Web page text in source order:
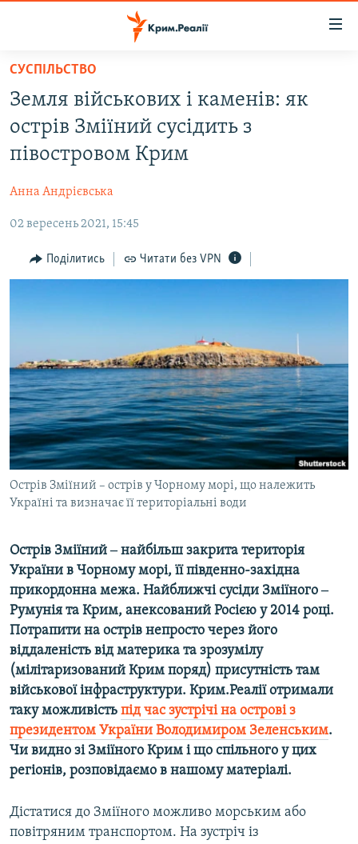
Перейти
основного
матеріалу
Перейти
до
основної
Перейти
пошуку
ВІДЕО ТА ФОТО
БЛОГИ
ПОГЛЯД
ІНТЕРВ'Ю
СПЕЦПРОЕКТИ
ВІДЕОУРОКИ «ELIFBE»
СВІДЧЕННЯ ОКУПАЦІЇ
УКРАЇНСЬКА ПРОБЛЕМА КРИМУ
ІНФОГРАФІКА
ЯК ОБІЙТИ БЛОКУВАННЯ
Русский
Qırımtatar
ДОЛУЧАЙСЯ!
СУСПІЛЬСТВО
Земля військових і каменів: як
острів Зміїний сусідить з
півостровом Крим
Анна Андрієвська
02 вересень 2021, 15:45
Поділитись Читати без VPN
Острів Зміїний – острів у Чорному морі, що належить
Україні та визначає її територіальні води
Острів Зміїний ‒ найбільш закрита територія
України в Чорному морі, її південно-західна
прикордонна межа. Найближчі сусіди Зміїного ‒
Румунія та Крим, анексований Росією у 2014 році.
Потрапити на острів непросто через його
віддаленість від материка та зрозумілу
(мілітаризований Крим поряд) присутність там
військової інфраструктури. Крим.Реалії отримали
таку можливість під час зустрічі на острові з
президентом України Володимиром Зеленським.
Чи видно зі Зміїного Крим і що спільного у цих
регіонів, розповідаємо в нашому матеріалі.
Дістатися до Зміїного можливо морським або
повітряним транспортом. На зустріч із